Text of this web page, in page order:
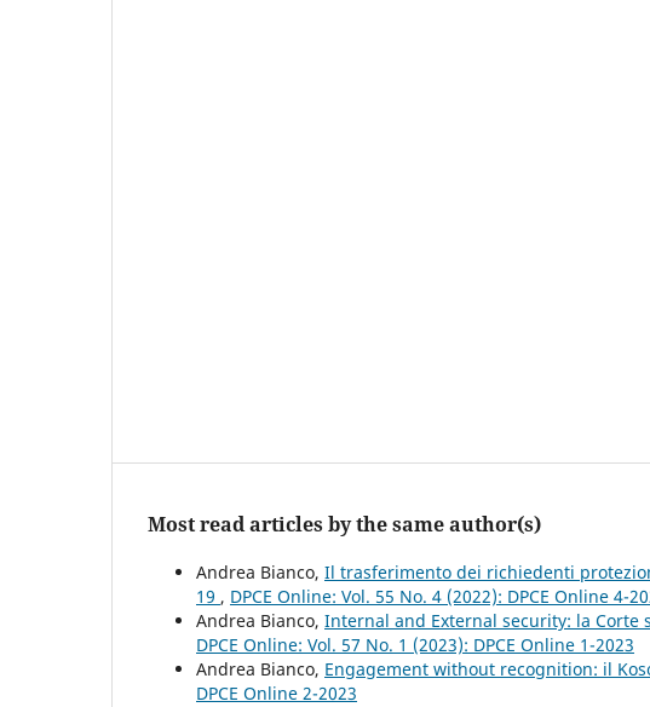
Most read articles by the same author(s)
Andrea Bianco, Il trasferimento dei richiedenti
19 , DPCE Online: Vol. 55 No. 4 (2022): DPCE Online 4-
Andrea Bianco, Internal and External security: la
DPCE Online: Vol. 57 No. 1 (2023): DPCE Online 1-2023
Andrea Bianco, Engagement without recognition: il
DPCE Online 2-2023